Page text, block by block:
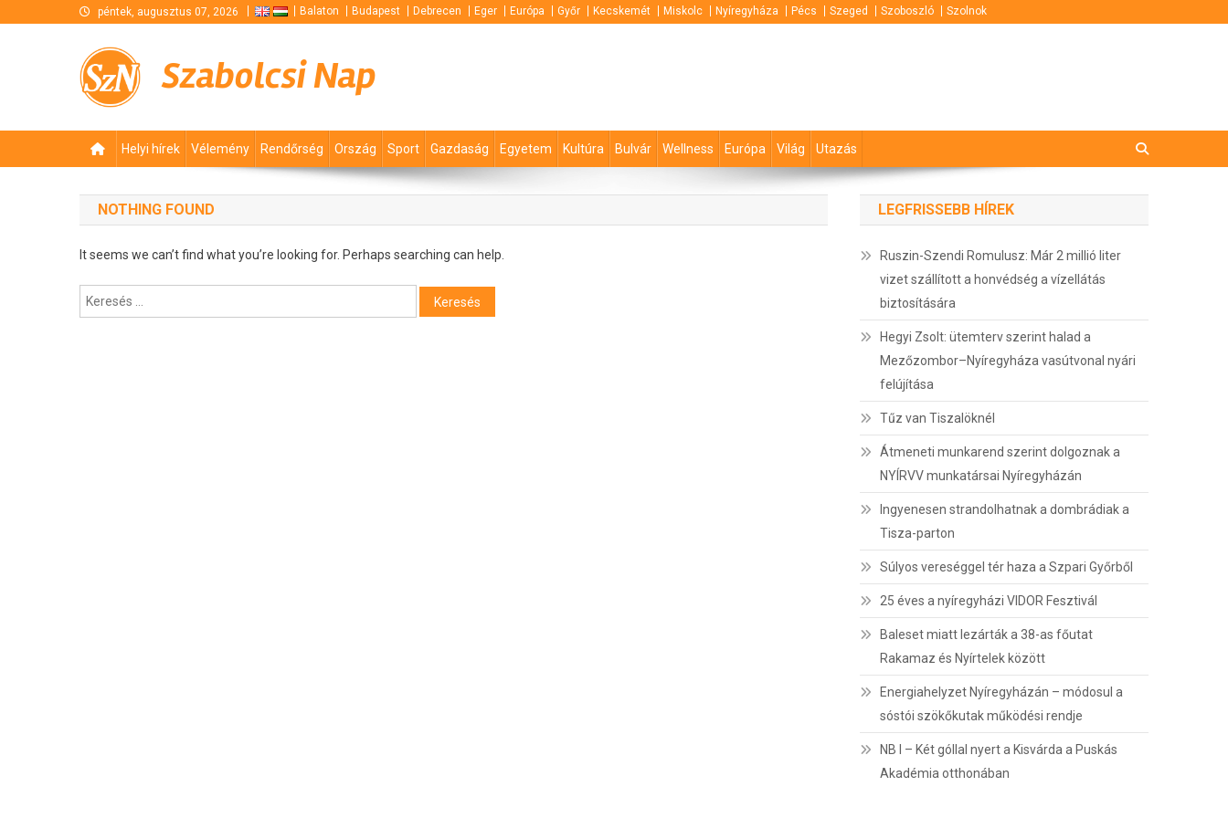
péntek, augusztus 07, 2026 Balaton Budapest Debrecen Eger Európa Győr Kecskemét Miskolc Nyíregyháza Pécs Szeged Szoboszló Szolnok
Szabolcsi Nap
Helyi hírek Vélemény Rendőrség Ország Sport Gazdaság Egyetem Kultúra Bulvár Wellness Európa Világ Utazás
NOTHING FOUND
It seems we can’t find what you’re looking for. Perhaps searching can help.
Keresés:
LEGFRISSEBB HÍREK
Ruszin-Szendi Romulusz: Már 2 millió liter
vizet szállított a honvédség a vízellátás
biztosítására
Hegyi Zsolt: ütemterv szerint halad a
Mezőzombor–Nyíregyháza vasútvonal nyári
felújítása
Tűz van Tiszalöknél
Átmeneti munkarend szerint dolgoznak a
NYÍRVV munkatársai Nyíregyházán
Ingyenesen strandolhatnak a dombrádiak a
Tisza-parton
Súlyos vereséggel tér haza a Szpari Győrből
25 éves a nyíregyházi VIDOR Fesztivál
Baleset miatt lezárták a 38-as főutat
Rakamaz és Nyírtelek között
Energiahelyzet Nyíregyházán – módosul a
sóstói szökőkutak működési rendje
NB I – Két góllal nyert a Kisvárda a Puskás
Akadémia otthonában